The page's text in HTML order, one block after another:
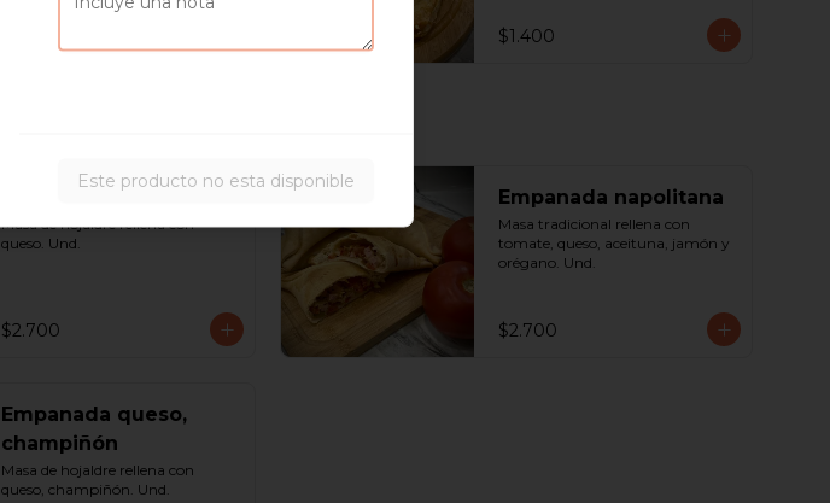
$1.400
Empanada de queso
Masa de hojaldre rellena con
queso. Und.
$2.700
Empanada napolitana
Masa tradicional rellena con
tomate, queso, aceituna, jamón y
orégano. Und.
$2.700
Empanada queso,
champiñón
Masa de hojaldre rellena con
queso, champiñón. Und.
Este producto no esta disponible